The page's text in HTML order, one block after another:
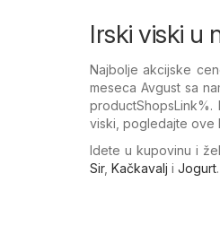
Irski viski u
Najbolje akcijske
meseca Avgust sa
viski, pogledajte ove
Idete u kupovinu i
Sir, Kačkavalj i Jogurt.